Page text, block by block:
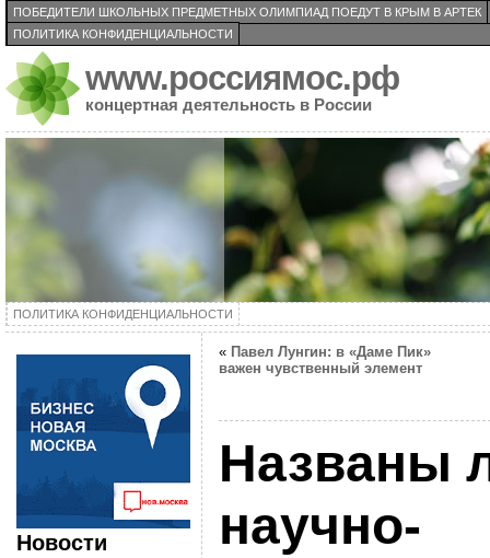
ПОБЕДИТЕЛИ ШКОЛЬНЫХ ПРЕДМЕТНЫХ ОЛИМПИАД ПОЕДУТ В КРЫМ В АРТЕК
ПОЛИТИКА КОНФИДЕНЦИАЛЬНОСТИ
www.россиямос.рф
концертная деятельность в России
ПОЛИТИКА КОНФИДЕНЦИАЛЬНОСТИ
Новости
« Павел Лунгин: в «Даме Пик»
важен чувственный элемент
Названы
научно-